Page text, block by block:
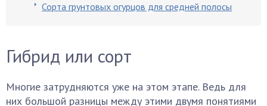
Сорта грунтовых огурцов для средней полосы
Гибрид или сорт
Многие затрудняются уже на этом этапе. Ведь для
них большой разницы между этими двумя понятиями